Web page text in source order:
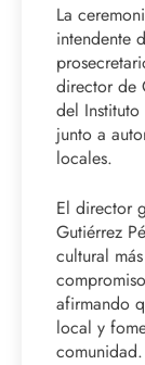
La
intendente
director de
del Instituto
junto a
locales.
El director
Gutiérrez
cultural
afirmando
local y
comunidad.